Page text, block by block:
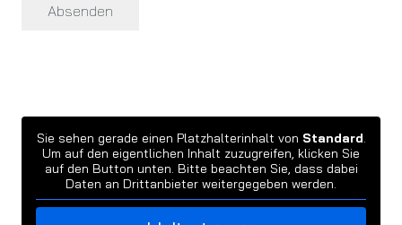
Absenden
Sie sehen gerade einen Platzhalterinhalt von Standard.
Um auf den eigentlichen Inhalt zuzugreifen, klicken Sie
auf den Button unten. Bitte beachten Sie, dass dabei
Daten an Drittanbieter weitergegeben werden.